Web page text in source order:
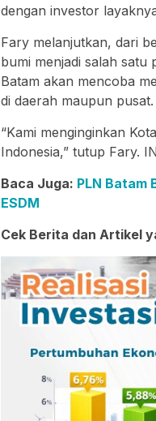
dengan investor
Fary melanjutkan, dari
bumi menjadi salah satu
Batam akan mencoba
di daerah maupun pusat.
“Kami menginginkan
Indonesia,” tutup Fary.
Baca Juga: PLN Batam
ESDM
Cek Berita dan Artikel